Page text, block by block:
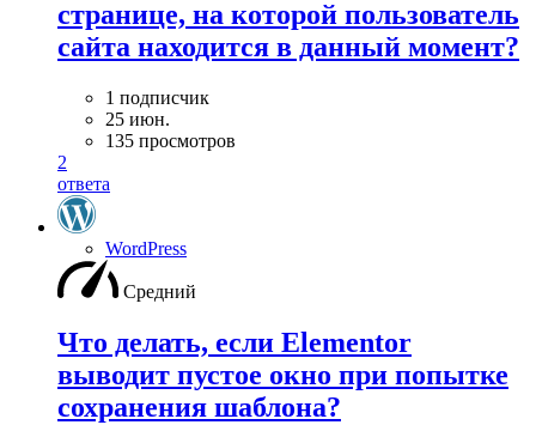
странице, на которой пользователь
сайта находится в данный момент?
1 подписчик
25 июн.
135 просмотров
2
ответа
WordPress
Средний
Что делать, если Elementor
выводит пустое окно при попытке
сохранения шаблона?